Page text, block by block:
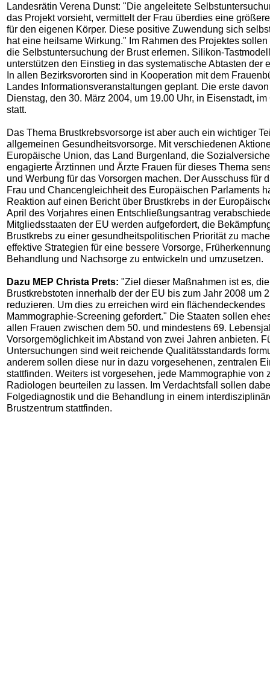
Landesrätin Verena Dunst: "Die angeleitete
das Projekt vorsieht, vermittelt der Frau überdies eine
für den eigenen Körper. Diese positive Zuwendung sich
hat eine heilsame Wirkung." Im Rahmen des Projektes
die Selbstuntersuchung der Brust erlernen. Silikon-
unterstützen den Einstieg in das systematische Abtasten der
In allen Bezirksvororten sind in Kooperation mit dem
Landes Informationsveranstaltungen geplant. Die erste
Dienstag, den 30. März 2004, um 19.00 Uhr, in Eisenstadt, im
statt.
Das Thema Brustkrebsvorsorge ist aber auch ein wichtiger
allgemeinen Gesundheitsvorsorge. Mit verschiedenen
Europäische Union, das Land Burgenland, die
engagierte Ärztinnen und Ärzte Frauen für dieses Thema
und Werbung für das Vorsorgen machen. Der Ausschuss für
Frau und Chancengleichheit des Europäischen Parlaments
Reaktion auf einen Bericht über Brustkrebs in der
April des Vorjahres einen Entschließungsantrag
Mitgliedsstaaten der EU werden aufgefordert, die
Brustkrebs zu einer gesundheitspolitischen Priorität zu
effektive Strategien für eine bessere Vorsorge,
Behandlung und Nachsorge zu entwickeln und umzusetzen.
Dazu MEP Christa Prets: "Ziel dieser Maßnahmen ist es,
Brustkrebstoten innerhalb der der EU bis zum Jahr 2008 um
reduzieren. Um dies zu erreichen wird ein flächendeckendes
Mammographie-Screening gefordert." Die Staaten sollen
allen Frauen zwischen dem 50. und mindestens 69.
Vorsorgemöglichkeit im Abstand von zwei Jahren anbieten.
Untersuchungen sind weit reichende Qualitätsstandards
anderem sollen diese nur in dazu vorgesehenen, zentralen
stattfinden. Weiters ist vorgesehen, jede Mammographie von
Radiologen beurteilen zu lassen. Im Verdachtsfall sollen
Folgediagnostik und die Behandlung in einem
Brustzentrum stattfinden.